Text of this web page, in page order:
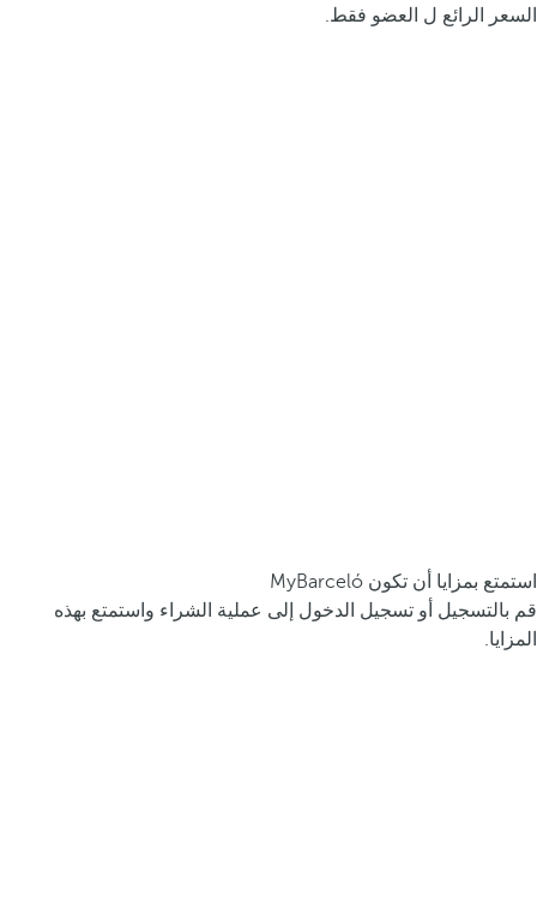
السعر الرائع ل العضو فقط.
استمتع بمزايا أن تكون MyBarceló
قم بالتسجيل أو تسجيل الدخول إلى عملية الشراء واستمتع بهذه
المزايا.